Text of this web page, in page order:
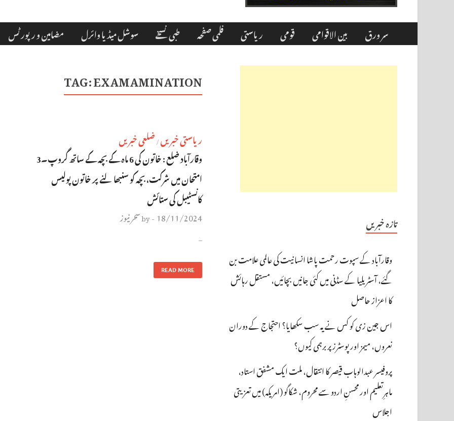
سر ورق بین الاقوامی قومی ریاستی فلمی صفحہ طبی نسخے سوشل میڈیا وائرل مضامین و رپورٹس
TAG:EXAMAMINATION
ریاستی خبریں / ضلعی خبریں
وقارآباد ضلع : خاتون کی 6 ماہ کے بچہ کے ساتھ گروپ۔3
امتحان میں شرکت، بچہ کو سنبھالنے پر خاتون پولیس
کانسٹیبل کی ستائش
18/11/2024
-
byسحر نیوز
…
READ MORE
تازہ خبریں
وقارآباد کے سپوت رحمت پاشا انسانیت کی عالمی علامت بن
گئے، آسٹریلیا کے سڈنی میں کئی جانیں بچائیں، مستقل رہائش
کا اعزاز حاصل
اس جین زی کو کس نے یہ سب سکھایا؟ احتجاج کے دوران
نعروں، میمز اور پوسٹرز پر برہمی کیوں؟
پروفیسر عبدالوہاب قیصر کا انتقال، ملت ایک مشفق استاد،
ماہرِتعلیم اور محسنِ اردو سے محروم، شکاگو (امریکہ) میں تعزیتی
اجلاس